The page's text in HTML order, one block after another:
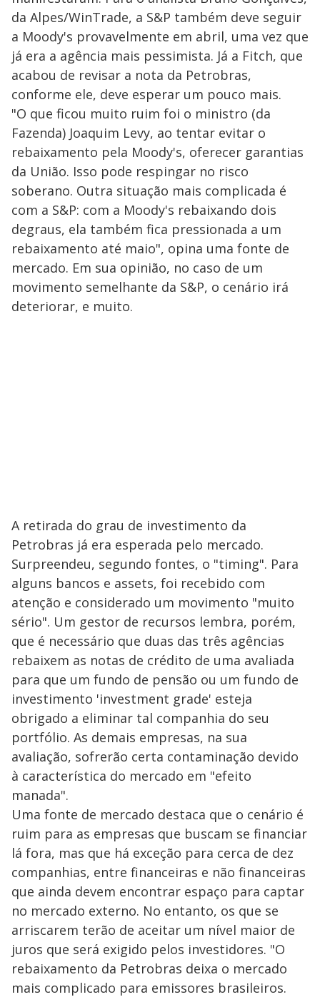
da Alpes/WinTrade, a S&P também deve seguir
a Moody's provavelmente em abril, uma vez que
já era a agência mais pessimista. Já a Fitch, que
acabou de revisar a nota da Petrobras,
conforme ele, deve esperar um pouco mais.
"O que ficou muito ruim foi o ministro (da
Fazenda) Joaquim Levy, ao tentar evitar o
rebaixamento pela Moody's, oferecer garantias
da União. Isso pode respingar no risco
soberano. Outra situação mais complicada é
com a S&P: com a Moody's rebaixando dois
degraus, ela também fica pressionada a um
rebaixamento até maio", opina uma fonte de
mercado. Em sua opinião, no caso de um
movimento semelhante da S&P, o cenário irá
deteriorar, e muito.
A retirada do grau de investimento da
Petrobras já era esperada pelo mercado.
Surpreendeu, segundo fontes, o "timing". Para
alguns bancos e assets, foi recebido com
atenção e considerado um movimento "muito
sério". Um gestor de recursos lembra, porém,
que é necessário que duas das três agências
rebaixem as notas de crédito de uma avaliada
para que um fundo de pensão ou um fundo de
investimento 'investment grade' esteja
obrigado a eliminar tal companhia do seu
portfólio. As demais empresas, na sua
avaliação, sofrerão certa contaminação devido
à característica do mercado em "efeito
manada".
Uma fonte de mercado destaca que o cenário é
ruim para as empresas que buscam se financiar
lá fora, mas que há exceção para cerca de dez
companhias, entre financeiras e não financeiras
que ainda devem encontrar espaço para captar
no mercado externo. No entanto, os que se
arriscarem terão de aceitar um nível maior de
juros que será exigido pelos investidores. "O
rebaixamento da Petrobras deixa o mercado
mais complicado para emissores brasileiros.